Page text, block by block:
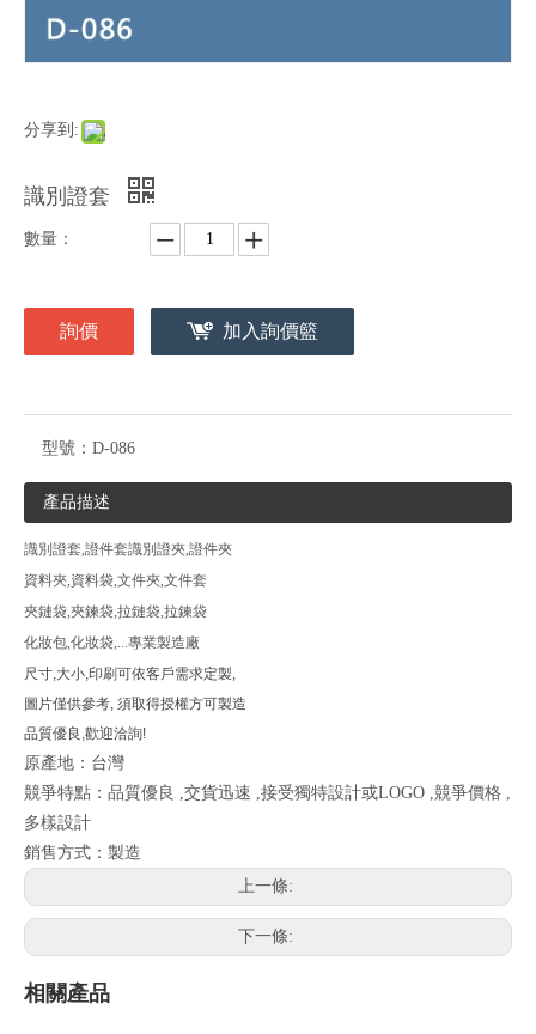
分享到:
識別證套
數量：
詢價 加入詢價籃
型號： D-086
產品描述
識別證套,證件套識別證夾,證件夾
資料夾,資料袋,文件夾,文件套
夾鏈袋,夾鍊袋,拉鏈袋,拉鍊袋
化妝包,化妝袋,...專業製造廠
尺寸,大小,印刷可依客戶需求定製,
圖片僅供參考, 須取得授權方可製造
品質優良,歡迎洽詢!
原產地：台灣
競爭特點：品質優良 ,交貨迅速 ,接受獨特設計或LOGO ,競爭價格 ,
多樣設計
銷售方式：製造
上一條:
下一條:
相關產品